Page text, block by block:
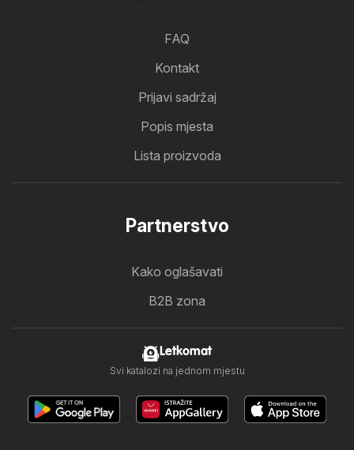
FAQ
Kontakt
Prijavi sadržaj
Popis mjesta
Lista proizvoda
Partnerstvo
Kako oglašavati
B2B zona
Letkomat
Svi katalozi na jednom mjestu